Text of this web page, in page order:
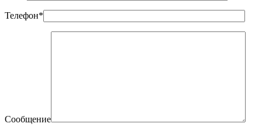
Телефон*
Сообщение